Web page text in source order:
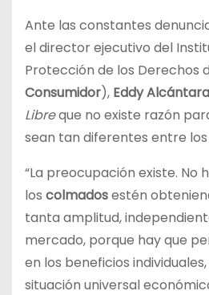
Ante las constantes
el director ejecutivo del
Protección de los Derechos
Consumidor), Eddy Alcántara
Libreque no existe razón
sean tan diferentes entre
“La preocupación existe. No
los colmadosestén
tanta amplitud,
mercado, porque hay que
en los beneficios
situación universal